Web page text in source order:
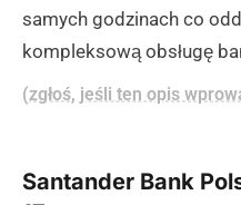
samych godzinach co
kompleksową obsługę
(zgłoś, jeśli ten opis
Santander Bank